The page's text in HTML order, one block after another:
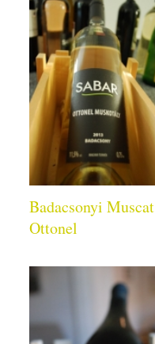
Badacsonyi Muscat
Ottonel